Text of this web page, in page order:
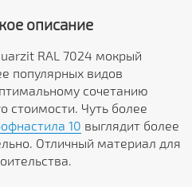
описание
RAL 7024 мокрый
популярных видов
сочетанию
стоимости. Чуть более
10 выглядит более
Отличный материал для